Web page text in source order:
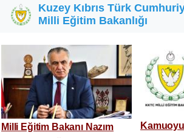
Ana içeriğe atla
Kuzey Kıbrıs Türk
Milli Eğitim Bakanlığı
Milli Eğitim Bakanı Nazım